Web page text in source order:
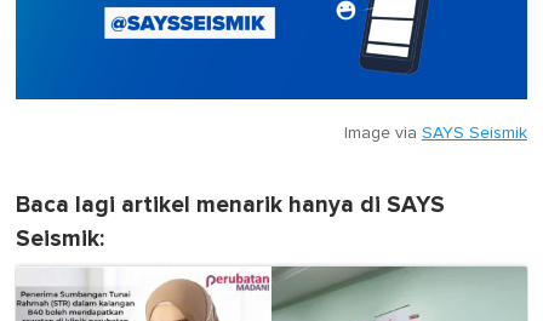
Image via SAYS Seismik
Baca lagi artikel menarik hanya di SAYS
Seismik: